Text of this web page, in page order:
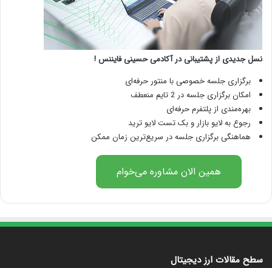
نسل جدیدی از پشتیبانی در آکادمی حسینی فایننس !
برگزاری جلسه خصوصی با منتور حرفه‌ای
امکان برگزاری جلسه در 2 تایم منعطف
بهره‌مندی از پلتفرم حرفه‌ای
رجوع به لایو بازار و بک تست لایو ترید
هماهنگی برگزاری جلسه در سریع‌ترین زمان ممکن
همین الان مشاوره می‌خوام
سطح مقالات ارز دیجیتال